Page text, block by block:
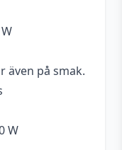
även på smak.
W